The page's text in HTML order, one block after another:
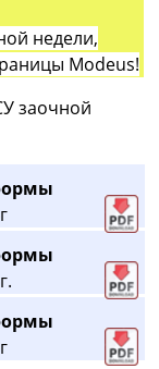
недели,
Modeus!
заочной